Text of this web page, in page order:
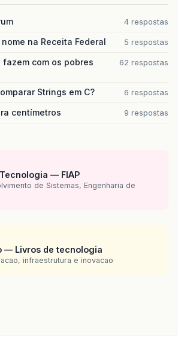
4 respostas
na Receita Federal 5 respostas
com os pobres
62 respostas
Strings em C? 6 respostas
centímetros 9 respostas
— FIAP
de Sistemas, Engenharia de
— Livros de tecnologia
infraestrutura e inovacao